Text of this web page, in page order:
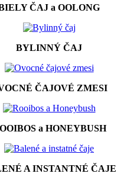
ČAJ a OOLONG
BYLINNÝ ČAJ
ČAJOVÉ ZMESI
a HONEYBUSH
A INSTANTNÉ ČAJE